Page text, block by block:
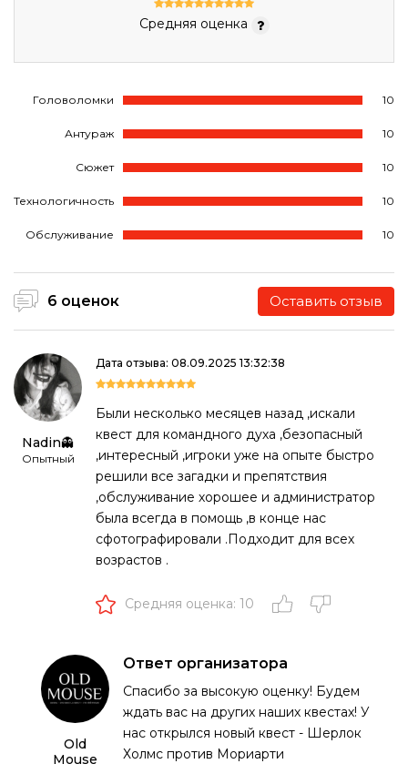
Средняя оценка
Головоломки 10
Антураж 10
Сюжет 10
Технологичность 10
Обслуживание 10
6 оценок Оставить отзыв
Nadin👻
Опытный
Дата отзыва: 08.09.2025 13:32:38
Были несколько месяцев назад ,искали
квест для командного духа ,безопасный
,интересный ,игроки уже на опыте быстро
решили все загадки и препятствия
,обслуживание хорошее и администратор
была всегда в помощь ,в конце нас
сфотографировали .Подходит для всех
возрастов .
Средняя оценка: 10
Old
Mouse
Ответ организатора
Спасибо за высокую оценку! Будем
ждать вас на других наших квестах! У
нас открылся новый квест - Шерлок
Холмс против Мориарти